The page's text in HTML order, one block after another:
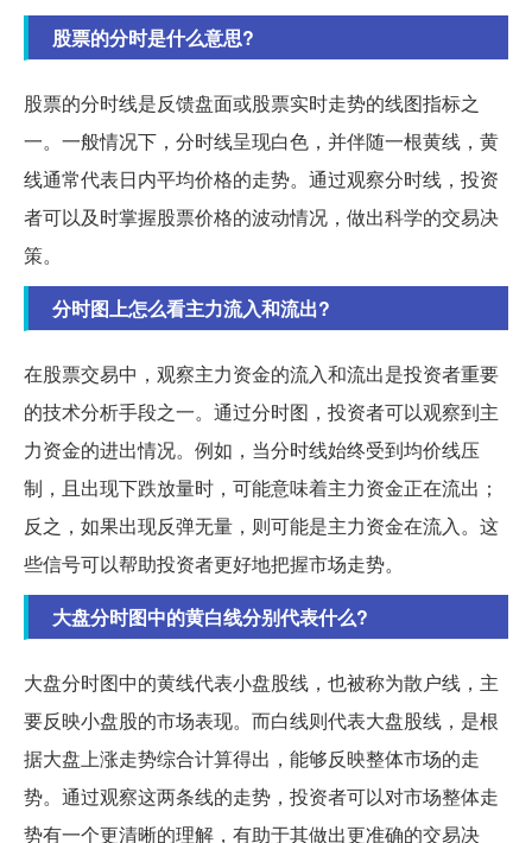
股票的分时是什么意思?
股票的分时线是反馈盘面或股票实时走势的线图指标之
一。一般情况下，分时线呈现白色，并伴随一根黄线，黄
线通常代表日内平均价格的走势。通过观察分时线，投资
者可以及时掌握股票价格的波动情况，做出科学的交易决
策。
分时图上怎么看主力流入和流出?
在股票交易中，观察主力资金的流入和流出是投资者重要
的技术分析手段之一。通过分时图，投资者可以观察到主
力资金的进出情况。例如，当分时线始终受到均价线压
制，且出现下跌放量时，可能意味着主力资金正在流出；
反之，如果出现反弹无量，则可能是主力资金在流入。这
些信号可以帮助投资者更好地把握市场走势。
大盘分时图中的黄白线分别代表什么?
大盘分时图中的黄线代表小盘股线，也被称为散户线，主
要反映小盘股的市场表现。而白线则代表大盘股线，是根
据大盘上涨走势综合计算得出，能够反映整体市场的走
势。通过观察这两条线的走势，投资者可以对市场整体走
势有一个更清晰的理解，有助于其做出更准确的交易决